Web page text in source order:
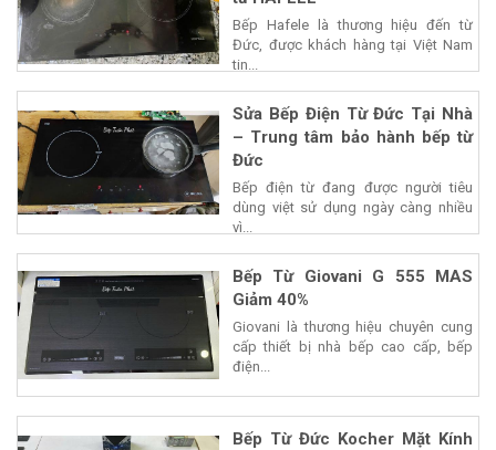
Bếp Hafele là thương hiệu đến từ
Đức, được khách hàng tại Việt Nam
tin...
Sửa Bếp Điện Từ Đức Tại Nhà
– Trung tâm bảo hành bếp từ
Đức
Bếp điện từ đang được người tiêu
dùng việt sử dụng ngày càng nhiều
vì...
Bếp Từ Giovani G 555 MAS
Giảm 40%
Giovani là thương hiệu chuyên cung
cấp thiết bị nhà bếp cao cấp, bếp
điện...
Bếp Từ Đức Kocher Mặt Kính